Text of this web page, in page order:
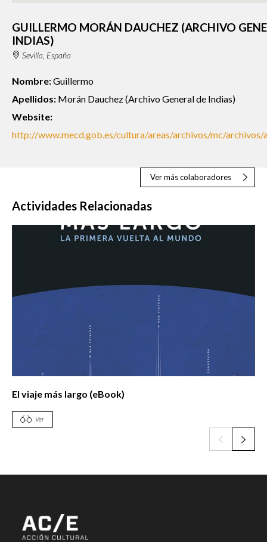
GUILLERMO MORÁN DAUCHEZ (ARCHIVO
INDIAS)
Sevilla, España
Nombre:Guillermo
Apellidos: Morán Dauchez (Archivo General de Indias)
Website:
http://www.mecd.gob.es/cultura/areas/archivos/mc/
Ver más colaboradores
Actividades Relacionadas
El viaje más largo (eBook)
Ver